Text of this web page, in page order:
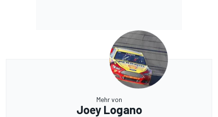
Mehr von
Joey Logano